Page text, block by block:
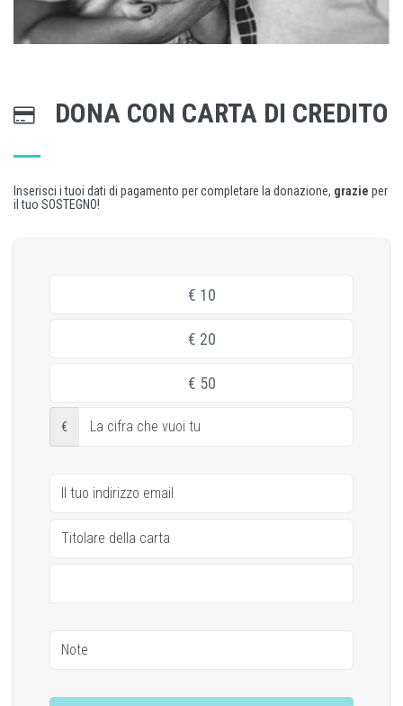
DONA CON CARTA DI CREDITO
Inserisci i tuoi dati di pagamento per completare la donazione, grazie per
il tuo SOSTEGNO!
€ 10
€ 20
€ 50
€